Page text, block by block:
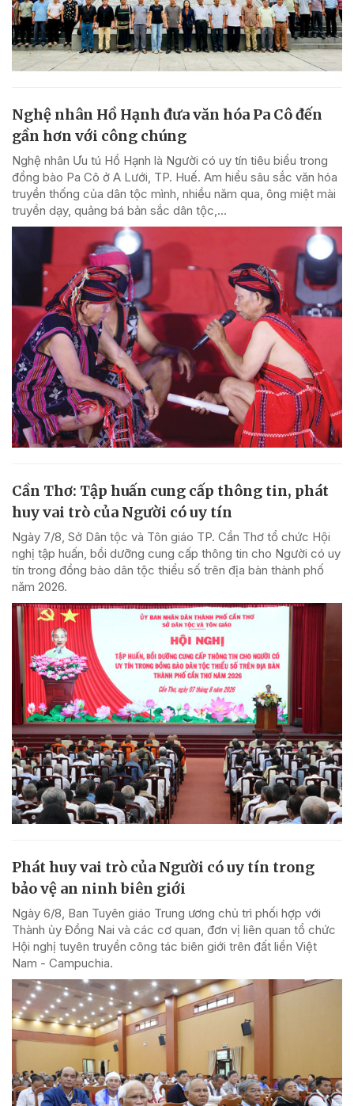
Nghệ nhân Hồ Hạnh đưa văn hóa Pa Cô đến
gần hơn với công chúng
Nghệ nhân Ưu tú Hồ Hạnh là Người có uy tín tiêu biểu trong
đồng bào Pa Cô ở A Lưới, TP. Huế. Am hiểu sâu sắc văn hóa
truyền thống của dân tộc mình, nhiều năm qua, ông miệt mài
truyền dạy, quảng bá bản sắc dân tộc,...
Cần Thơ: Tập huấn cung cấp thông tin, phát
huy vai trò của Người có uy tín
Ngày 7/8, Sở Dân tộc và Tôn giáo TP. Cần Thơ tổ chức Hội
nghị tập huấn, bồi dưỡng cung cấp thông tin cho Người có uy
tín trong đồng bào dân tộc thiểu số trên địa bàn thành phố
năm 2026.
Phát huy vai trò của Người có uy tín trong
bảo vệ an ninh biên giới
Ngày 6/8, Ban Tuyên giáo Trung ương chủ trì phối hợp với
Thành ủy Đồng Nai và các cơ quan, đơn vị liên quan tổ chức
Hội nghị tuyên truyền công tác biên giới trên đất liền Việt
Nam - Campuchia.